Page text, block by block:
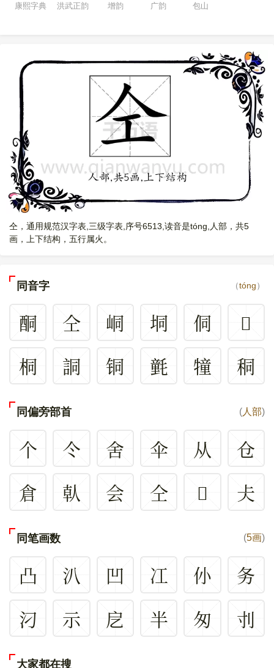
康熙字典 洪武正韵 增韵 广韵 包山
仝，通用规范汉字表,三级字表,序号6513,读音是tóng,人部，共5
画，上下结构，五行属火。
同音字 （tóng）
酮 仝 峒 垌 侗
𥩌
桐
詷 铜 氃 犝 秱
同偏旁部首 (人部)
个 仒 舍 伞 从
仓
倉
倝 会 仝 𠇋 仧
同笔画数 (5画)
凸 汃 凹 冮 仦
务
汈
示 戹 半 匆 刌
大家都在搜